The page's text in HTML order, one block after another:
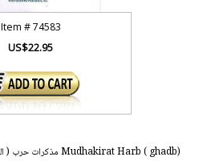
Item #74583
US$22.95
Mudhakirat Harb ( ghadb) مذكرات حرب ( الغضب )